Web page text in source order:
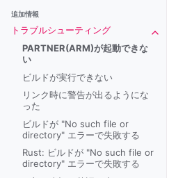
追加情報
トラブルシューティング
Toggle
PARTNER(ARM)が起動できな
い
ビルドが実行できない
リンク時に警告が出るようにな
った
ビルドが "No such file or
directory" エラーで失敗する
Rust: ビルドが "No such file or
directory" エラーで失敗する